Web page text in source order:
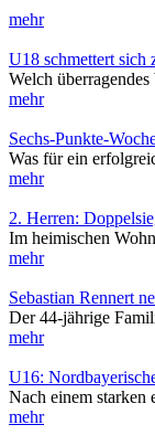
mehr
U18 schmettert sich
Welch
mehr
Sechs-Punkte-
Was für ein
mehr
2. Herren:
Im heimischen
mehr
Sebastian Rennert
Der 44-jährige
mehr
U16:
Nach einem starken
mehr